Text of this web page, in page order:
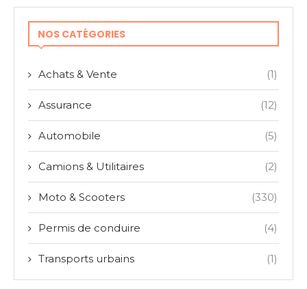
NOS CATÉGORIES
Achats & Vente (1)
Assurance (12)
Automobile (5)
Camions & Utilitaires (2)
Moto & Scooters (330)
Permis de conduire (4)
Transports urbains (1)